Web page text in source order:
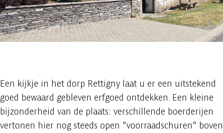
Een kijkje in het dorp Rettigny laat u er een uitstekend
goed bewaard gebleven erfgoed ontdekken. Een kleine
bijzonderheid van de plaats: verschillende boerderijen
vertonen hier nog steeds open "voorraadschuren" boven